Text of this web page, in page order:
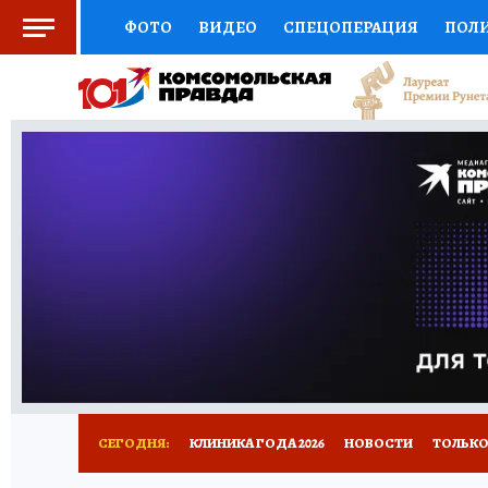
ФОТО ВИДЕО СПЕЦОПЕРАЦИЯ
СОЦПОДДЕРЖКА НАУКА СПОРТ
ВЫБОР ЭКСПЕРТОВ ДОКТОР
ПРОГНОЗЫ НА СПОРТ
НОВОЕ
СЕГОДНЯ: КЛИНИКА ГОДА 2026 НОВОСТИ